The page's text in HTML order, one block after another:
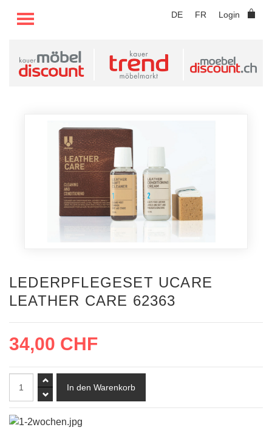
DE FR Login
TOGGLE MENU
LEDERPFLEGESET UCARE
LEATHER CARE 62363
34,00 CHF